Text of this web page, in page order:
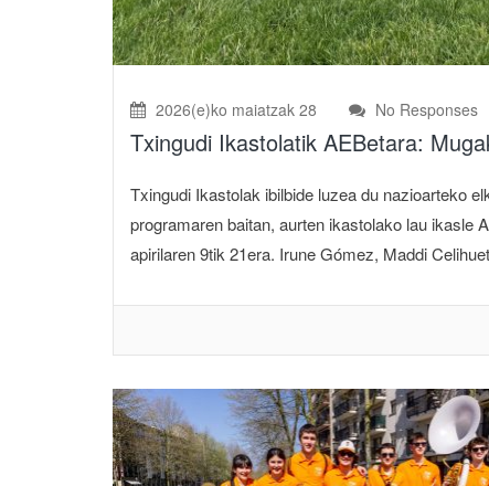
2026(e)ko maiatzak 28 No Responses
Txingudi Ikastolatik AEBetara:
Txingudi Ikastolak ibilbide luzea du nazioarteko
programaren baitan, aurten ikastolako lau ikasle
apirilaren 9tik 21era. Irune Gómez, Maddi